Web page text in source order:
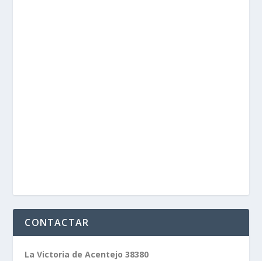
CONTACTAR
La Victoria de Acentejo 38380